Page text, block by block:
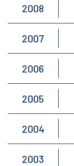
2008
2007
2006
2005
2004
2003